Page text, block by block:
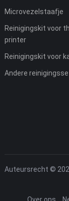
Microvezelstaafje
Reinigingskit voor
printer
Reinigingskit voor
Andere
Auteursrecht ©
Over ons